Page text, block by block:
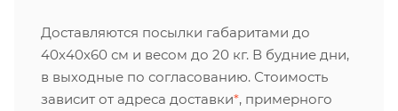
Доставляются посылки габаритами до
40х40х60 см и весом до 20 кг. В будние дни,
в выходные по согласованию. Стоимость
зависит от адреса доставки*, примерного